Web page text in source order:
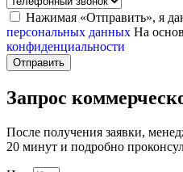
Нажимая «Отправить», я
персональных данных На
конфиденциальности
Отправить
Запрос
После получения заявки,
20 минут и подробно